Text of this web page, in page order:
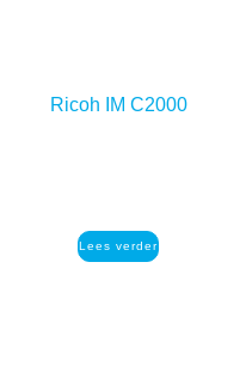
Ricoh IM C2000
Lees verder